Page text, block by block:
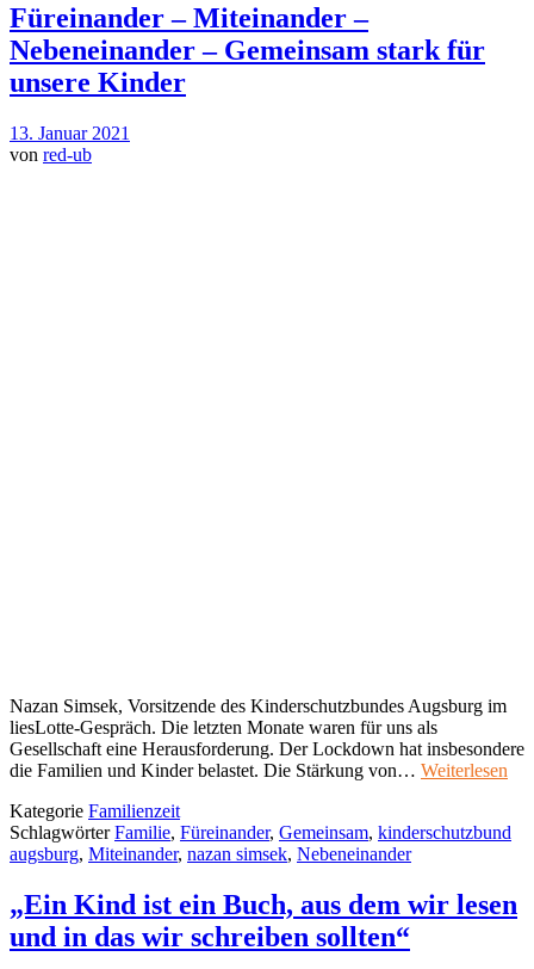
Füreinander – Miteinander –
Nebeneinander – Gemeinsam stark für
unsere Kinder
13. Januar 2021
von red-ub
Nazan Simsek, Vorsitzende des Kinderschutzbundes Augsburg im
liesLotte-Gespräch. Die letzten Monate waren für uns als
Gesellschaft eine Herausforderung. Der Lockdown hat insbesondere
die Familien und Kinder belastet. Die Stärkung von… Weiterlesen
Kategorie Familienzeit
SchlagwörterFamilie, Füreinander, Gemeinsam, kinderschutzbund
augsburg, Miteinander, nazan simsek, Nebeneinander
„Ein Kind ist ein Buch, aus dem wir lesen
und in das wir schreiben sollten“